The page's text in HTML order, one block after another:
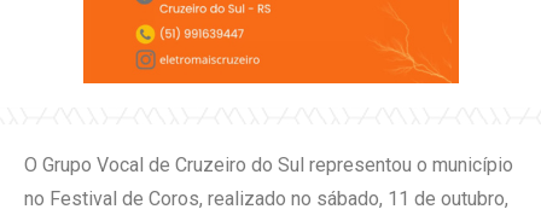
O Grupo Vocal de Cruzeiro do Sul representou o município
no Festival de Coros, realizado no sábado, 11 de outubro,